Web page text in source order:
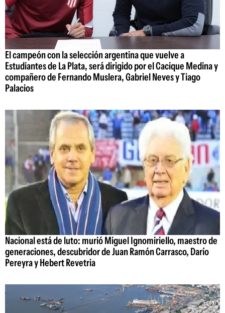
El campeón con la selección argentina que vuelve a
Estudiantes de La Plata, será dirigido por el Cacique Medina y
compañero de Fernando Muslera, Gabriel Neves y Tiago
Palacios
Nacional está de luto: murió Miguel Ignomiriello, maestro de
generaciones, descubridor de Juan Ramón Carrasco, Darío
Pereyra y Hebert Revetria